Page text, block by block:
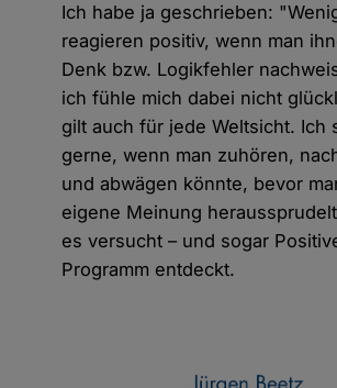
Ich habe ja geschrieben:
reagieren positiv, wenn man
Denk bzw. Logikfehler
ich fühle mich dabei nicht
gilt auch für jede Weltsicht. Ich
gerne, wenn man zuhören,
und abwägen könnte, bevor
eigene Meinung
es versucht – und sogar
Programm entdeckt.